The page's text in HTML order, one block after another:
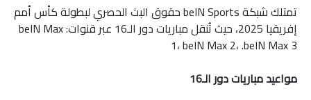
تمتلك شبكة beIN Sports حقوق البث الحصري لبطولة كأس أمم
إفريقيا 2025، حيث تُنقل مباريات دور الـ16 عبر قنوات: beIN Max
1، beIN Max 2، .beIN Max 3
مواعيد مباريات دور الـ16